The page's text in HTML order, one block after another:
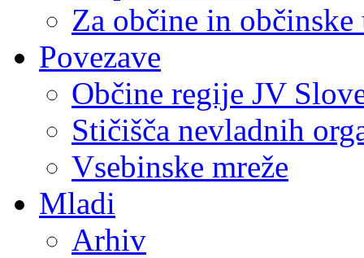
Za občine in občinske
Povezave
Občine regije JV
Stičišča nevladnih
Vsebinske mreže
Mladi
Arhiv